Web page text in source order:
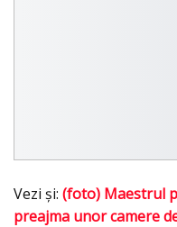
Vezi şi: (foto) Maestrul
preajma unor camere